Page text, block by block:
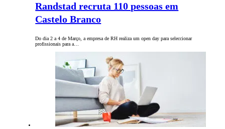
Randstad recruta 110 pessoas em
Castelo Branco
Do dia 2 a 4 de Março, a empresa de RH realiza um open day para seleccionar
profissionais para a…